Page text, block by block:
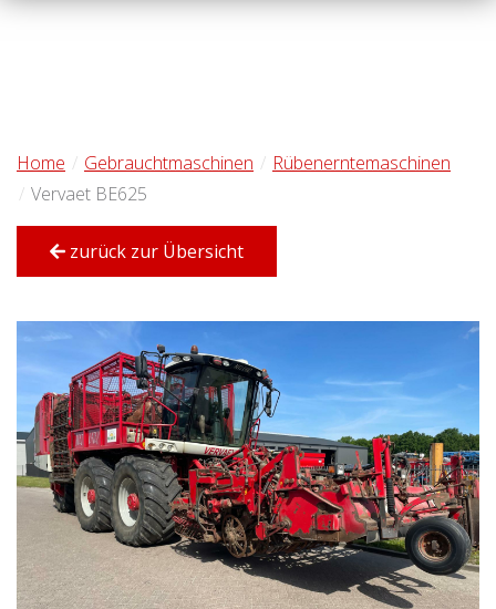
Home Gebrauchtmaschinen
Rübenerntemaschinen
Vervaet BE625
zurück zur Übersicht